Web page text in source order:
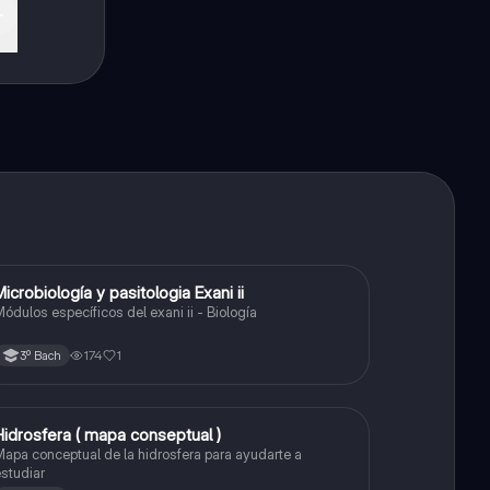
Biología y pasitologia Exani ii
específicos del exani ii - Biología
3º Bach 174 1
Biología ( mapa conseptual )
conceptual de la hidrosfera para ayudarte a